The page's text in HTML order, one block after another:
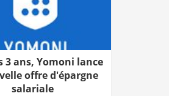
3 ans, Yomoni lance
offre d'épargne
salariale